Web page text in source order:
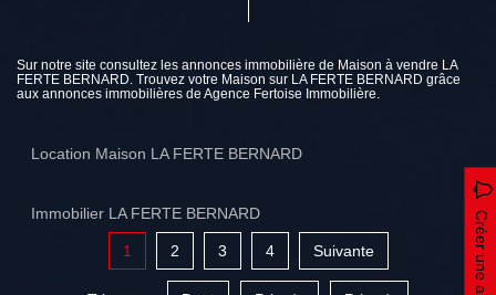
Sur notre site consultez les annonces immobilière de Maison à vendre LA
FERTE BERNARD. Trouvez votre Maison sur LA FERTE BERNARD grâce
aux annonces immobilières de Agence Fertoise Immobilière.
Location Maison LA FERTE BERNARD
Immobilier LA FERTE BERNARD Créer une alerte
1 2 3 4 Suivante